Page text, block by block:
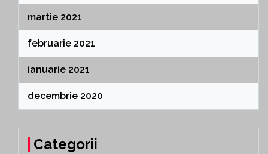
martie 2021
februarie 2021
ianuarie 2021
decembrie 2020
Categorii